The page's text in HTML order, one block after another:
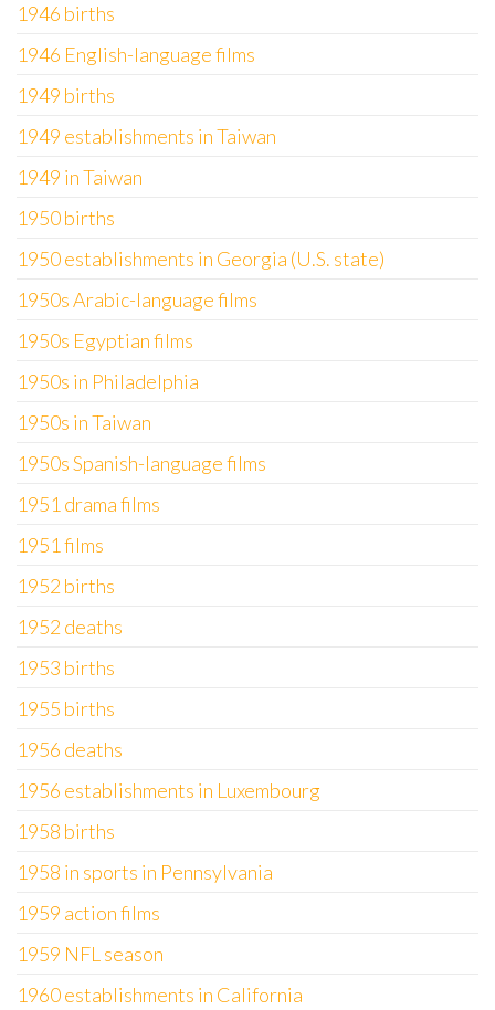
1946 births
1946 English-language films
1949 births
1949 establishments in Taiwan
1949 in Taiwan
1950 births
1950 establishments in Georgia (U.S. state)
1950s Arabic-language films
1950s Egyptian films
1950s in Philadelphia
1950s in Taiwan
1950s Spanish-language films
1951 drama films
1951 films
1952 births
1952 deaths
1953 births
1955 births
1956 deaths
1956 establishments in Luxembourg
1958 births
1958 in sports in Pennsylvania
1959 action films
1959 NFL season
1960 establishments in California